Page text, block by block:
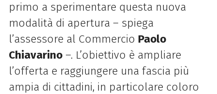
primo a sperimentare questa nuova
modalità di apertura – spiega
l’assessore al Commercio Paolo
Chiavarino–. L’obiettivo è ampliare
l’offerta e raggiungere una fascia più
ampia di cittadini, in particolare coloro